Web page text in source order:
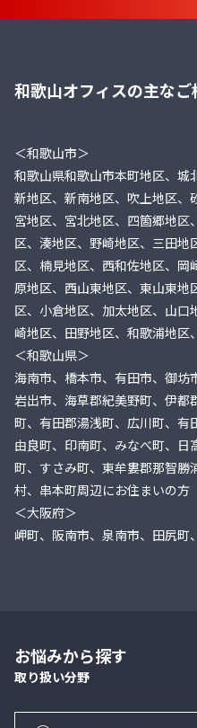
和歌山オフィスの主なご
＜和歌山市＞
和歌山県和歌山市本町地区、城
新地区、新南地区、吹上地区、
宮地区、宮北地区、四箇郷地区
区、湊地区、野崎地区、三田地
区、楠見地区、西和佐地区、
原地区、西山東地区、東山東地
区、小倉地区、加太地区、山口
崎地区、田野地区、和歌浦地
＜和歌山県＞
海南市、橋本市、有田市、御坊
岩出市、海草郡紀美野町、伊都
町、有田郡湯浅町、広川町、有
由良町、印南町、みなべ町、
町、すさみ町、東牟婁郡那智勝
村、串本町周辺にお住まいの方
＜大阪府＞
岬町、阪南市、泉南市、田尻
お悩みから探す
取り扱い分野